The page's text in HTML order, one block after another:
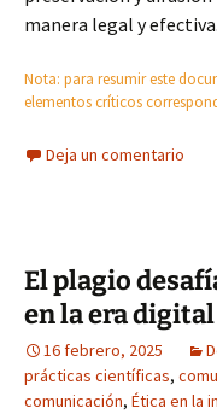
manera legal y efectiva.
Nota: para resumir este
elementos críticos
Deja un comentario
El plagio
en la era digital
16 febrero, 2025
prácticas científicas,
comunicación, Ética en la